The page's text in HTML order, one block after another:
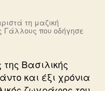
τη μαζική
Γάλλους που οδήγησε
Βασιλικής
και έξι χρόνια